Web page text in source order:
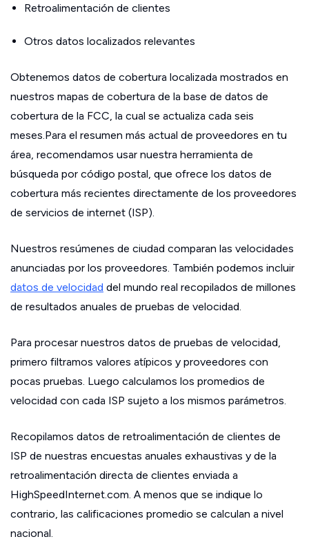
Retroalimentación de clientes
Otros datos localizados relevantes
Obtenemos datos de cobertura localizada mostrados en
nuestros mapas de cobertura de la base de datos de
cobertura de la FCC, la cual se actualiza cada seis
meses.Para el resumen más actual de proveedores en tu
área, recomendamos usar nuestra herramienta de
búsqueda por código postal, que ofrece los datos de
cobertura más recientes directamente de los proveedores
de servicios de internet (ISP).
Nuestros resúmenes de ciudad comparan las velocidades
anunciadas por los proveedores. También podemos incluir
datos de velocidad del mundo real recopilados de millones
de resultados anuales de pruebas de velocidad.
Para procesar nuestros datos de pruebas de velocidad,
primero filtramos valores atípicos y proveedores con
pocas pruebas. Luego calculamos los promedios de
velocidad con cada ISP sujeto a los mismos parámetros.
Recopilamos datos de retroalimentación de clientes de
ISP de nuestras encuestas anuales exhaustivas y de la
retroalimentación directa de clientes enviada a
HighSpeedInternet.com. A menos que se indique lo
contrario, las calificaciones promedio se calculan a nivel
nacional.